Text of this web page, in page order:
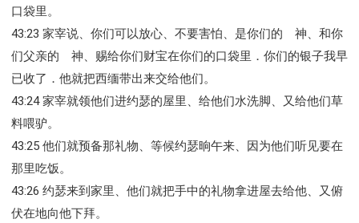
口袋里。
43:23 家宰说、你们可以放心、不要害怕、是你们的 神、和你
们父亲的 神、赐给你们财宝在你们的口袋里．你们的银子我早
已收了．他就把西缅带出来交给他们。
43:24 家宰就领他们进约瑟的屋里、给他们水洗脚、又给他们草
料喂驴。
43:25 他们就预备那礼物、等候约瑟晌午来、因为他们听见要在
那里吃饭。
43:26 约瑟来到家里、他们就把手中的礼物拿进屋去给他、又俯
伏在地向他下拜。